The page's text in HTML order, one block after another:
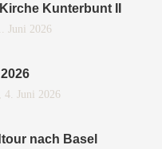
Kunterbunt II
Juni 2026
4. Juni 2026
nach Basel